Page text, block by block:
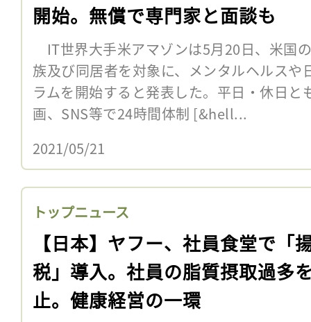
開始。無償で専門家と面談も
IT世界大手米アマゾンは5月20日、米国
族及び同居者を対象に、メンタルヘルスや
ラムを開始すると発表した。平日・休日と
画、SNS等で24時間体制 [&hell...
2021/05/21
トップニュース
【日本】ヤフー、社員食堂で「
税」導入。社員の脂質摂取過多
止。健康経営の一環